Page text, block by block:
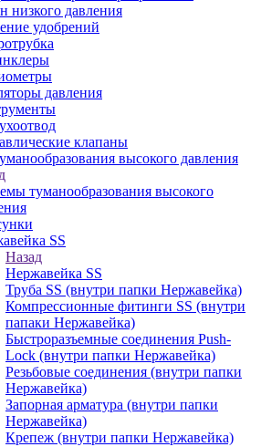
низкого давления
удобрений
давления
клапаны
высокого давления
туманообразования высокого
SS
Назад
Нержавейка SS
Труба SS (внутри папки Нержавейка)
Компрессионные фитинги SS (внутри
папаки Нержавейка)
Быстроразъемные соединения Push-
Lock (внутри папки Нержавейка)
Резьбовые соединения (внутри папки
Нержавейка)
Запорная арматура (внутри папки
Нержавейка)
Крепеж (внутри папки Нержавейка)